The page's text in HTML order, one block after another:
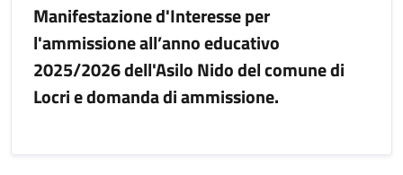
Manifestazione d'Interesse per
l'ammissione all’anno educativo
2025/2026 dell'Asilo Nido del comune di
Locri e domanda di ammissione.